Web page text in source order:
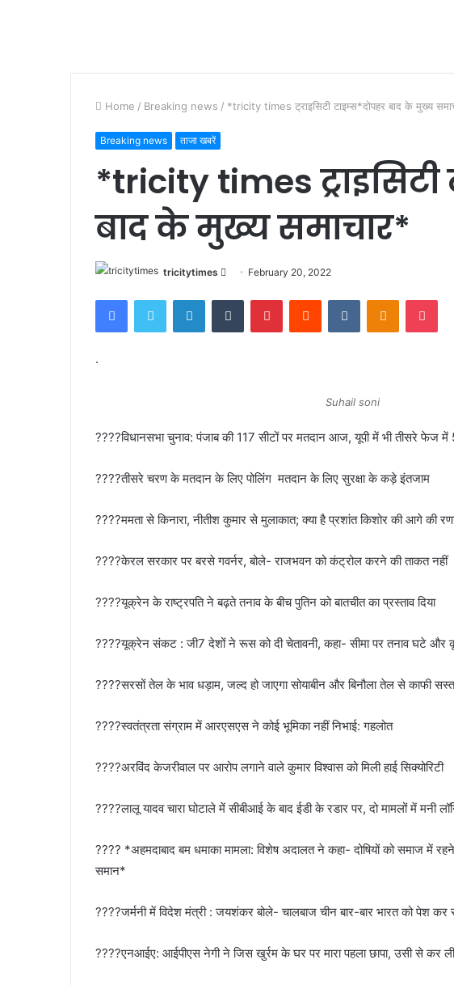
Home / Breaking news / *tricity times ट्राइसिटी टाइम्स*दोपहर बाद के मुख्य
Breaking news ताजा खबरें
*tricity times ट्राइसिटी
बाद के मुख्य समाचार*
tricitytimes
Send
email
February 20, 2022
FacebookTwitter LinkedInTumblr PinterestReddit VKontakte
.
Suhail soni
????विधानसभा चुनाव: पंजाब की 117 सीटों पर मतदान आज, यूपी में भी तीसरे फेज में
????तीसरे चरण के मतदान के लिए पोलिंग मतदान के लिए सुरक्षा के कड़े इंतजाम
????ममता से किनारा, नीतीश कुमार से मुलाकात; क्या है प्रशांत किशोर की आगे की
????केरल सरकार पर बरसे गवर्नर, बोले- राजभवन को कंट्रोल करने की ताकत नहीं
????यूक्रेन के राष्ट्रपति ने बढ़ते तनाव के बीच पुतिन को बातचीत का प्रस्ताव दिया
????यूक्रेन संकट : जी7 देशों ने रूस को दी चेतावनी, कहा- सीमा पर तनाव घटे और
????सरसों तेल के भाव धड़ाम, जल्द हो जाएगा सोयाबीन और बिनौला तेल से काफी
????स्वतंत्रता संग्राम में आरएसएस ने कोई भूमिका नहीं निभाई: गहलोत
????अरविंद केजरीवाल पर आरोप लगाने वाले कुमार विश्वास को मिली हाई सिक्योरिटी
????लालू यादव चारा घोटाले में सीबीआई के बाद ईडी के रडार पर, दो मामलों में मनी
???? *अहमदाबाद बम धमाका मामला: विशेष अदालत ने कहा- दोषियों को समाज में
समान*
????जर्मनी में विदेश मंत्री : जयशंकर बोले- चालबाज चीन बार-बार भारत को पेश कर
????एनआईए: आईपीएस नेगी ने जिस खुर्रम के घर पर मारा पहला छापा, उसी से कर